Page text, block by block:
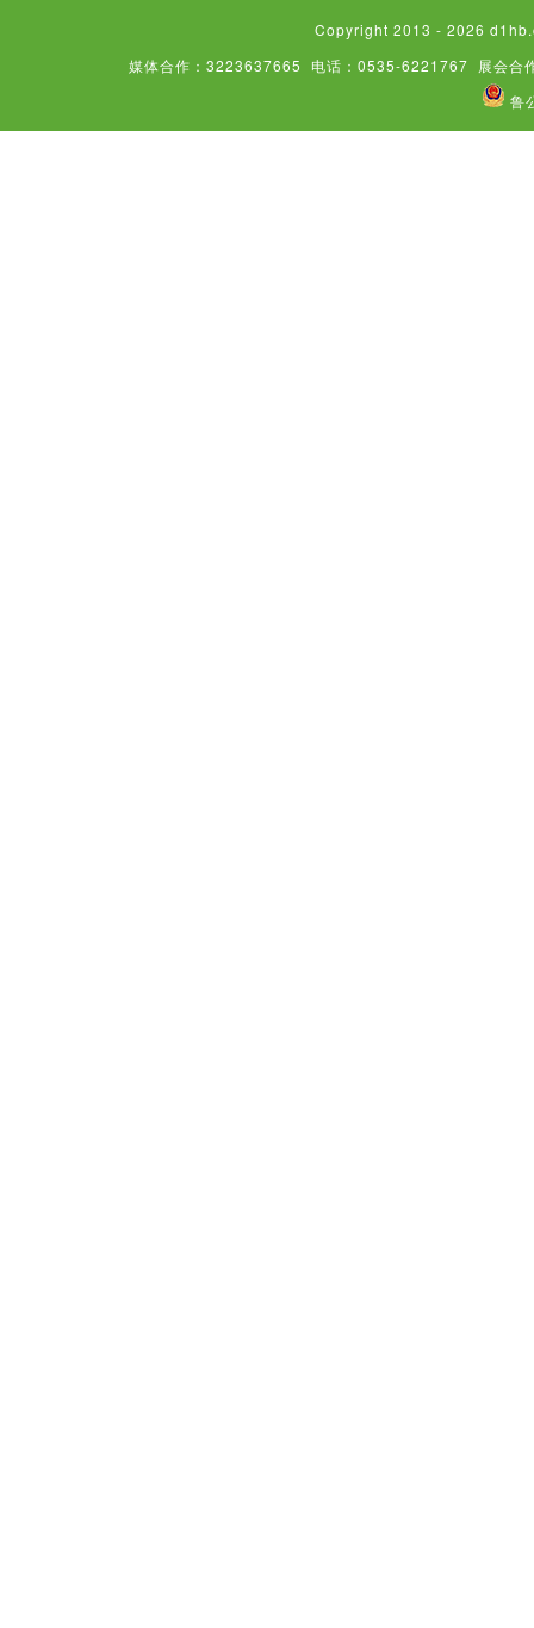
Copyright 2013 - 2026
媒体合作：3223637665
电话：0535-6221767 展会合
鲁